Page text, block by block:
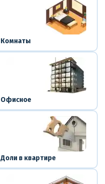
Комнаты
Офисное
Доли в квартире